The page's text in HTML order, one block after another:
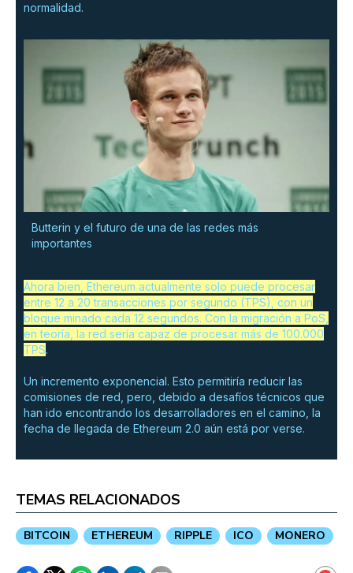
normalidad.
Butterin y el futuro de una de las redes más
importantes
Ahora bien, Ethereum actualmente solo puede procesar
entre 12 a 20 transacciones por segundo (TPS), con un
bloque minado cada 12 segundos. Con la migración a PoS,
en teoría, la red sería capaz de procesar más de 100.000
TPS.
Un incremento exponencial. Esto permitiría reducir las
comisiones de red, pero, debido a desafíos técnicos que
han ido encontrando los desarrolladores en el camino, la
fecha de llegada de Ethereum 2.0 aún está por verse.
TEMAS RELACIONADOS
BITCOIN ETHEREUM RIPPLE ICO MONERO